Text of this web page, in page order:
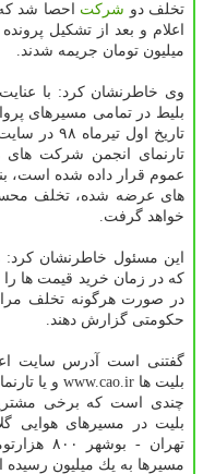
تخلف دو شركت احصا شد
میلیون تومان جریمه شدند.
وی خاطرنشان كرد: با
بلیط در تمامی مسیرهای
تاریخ اول
تارنمای انجمن شركت های
عموم قرار داده شده است،
های عرضه شده، تخلف
خواهد گرفت.
این مسئول خاطرنشان
كه در زمان خرید قیمت ها را
در صورت هرگونه تخلف
حكومتی گزارش دهند.
گفتنی است آدرس سایت
بلیت ها www.cao.ir و یا تارنمای انجمن شركت های هواپیمایی است.
چندی است كه برخی
بلیت در مسیرهای هوایی
تهران -
مسیرها به یك میلیون